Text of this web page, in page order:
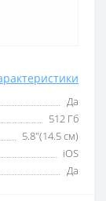
Да
512 Гб
5.8"(14.5 см)
iOS
Да